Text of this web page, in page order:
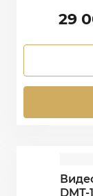
29
DMT-